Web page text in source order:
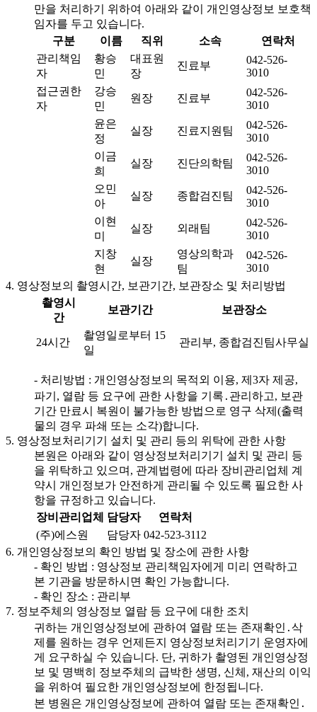
만을 처리하기 위하여 아래와 같이 개인영상정보 보호책
임자를 두고 있습니다.
구분
이름 직위 소속
연락처
관리책임
자
황승
민
대표원
장
진료부
042-526-
3010
접근권한
자
강승
민
원장 진료부
042-526-
3010
윤은
정
실장 진료지원팀
042-526-
3010
이금
희
실장 진단의학팀
042-526-
3010
오민
아
실장 종합검진팀
042-526-
3010
이현
미
실장 외래팀
042-526-
3010
지창
현
실장
영상의학과
팀
042-526-
3010
4. 영상정보의 촬영시간, 보관기간, 보관장소 및 처리방법
촬영시
간
보관기간 보관장소
24시간
촬영일로부터 15
일
관리부, 종합검진팀사무실
- 처리방법 : 개인영상정보의 목적외 이용, 제3자 제공,
파기, 열람 등 요구에 관한 사항을 기록․관리하고, 보관
기간 만료시 복원이 불가능한 방법으로 영구 삭제(출력
물의 경우 파쇄 또는 소각)합니다.
5. 영상정보처리기기 설치 및 관리 등의 위탁에 관한 사항
본원은 아래와 같이 영상정보처리기기 설치 및 관리 등
을 위탁하고 있으며, 관계법령에 따라 장비관리업체 계
약시 개인정보가 안전하게 관리될 수 있도록 필요한 사
항을 규정하고 있습니다.
장비관리업체
담당자
연락처
(주)에스원
담당자 042-523-3112
6. 개인영상정보의 확인 방법 및 장소에 관한 사항
- 확인 방법 : 영상정보 관리책임자에게 미리 연락하고
본 기관을 방문하시면 확인 가능합니다.
- 확인 장소 : 관리부
7. 정보주체의 영상정보 열람 등 요구에 대한 조치
귀하는 개인영상정보에 관하여 열람 또는 존재확인․삭
제를 원하는 경우 언제든지 영상정보처리기기 운영자에
게 요구하실 수 있습니다. 단, 귀하가 촬영된 개인영상정
보 및 명백히 정보주체의 급박한 생명, 신체, 재산의 이익
을 위하여 필요한 개인영상정보에 한정됩니다.
본 병원은 개인영상정보에 관하여 열람 또는 존재확인․